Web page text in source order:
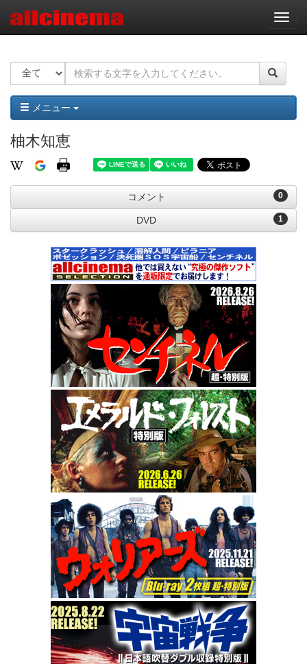
ナ
ビ
ー
ョ
ン
メニュー
柚木知恵
0
コメント
1
DVD